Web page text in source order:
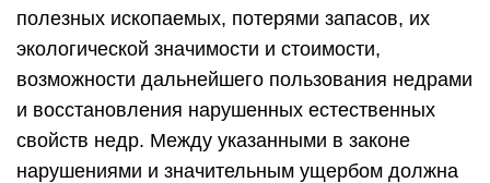
полезных ископаемых, потерями запасов, их
экологической значимости и стоимости,
возможности дальнейшего пользования недрами
и восстановления нарушенных естественных
свойств недр. Между указанными в законе
нарушениями и значительным ущербом должна